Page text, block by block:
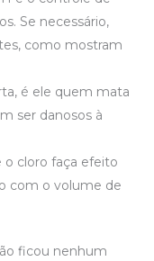
Se necessário,
como mostram
é ele quem mata
ser danosos à
o cloro faça efeito
com o volume de
ficou nenhum